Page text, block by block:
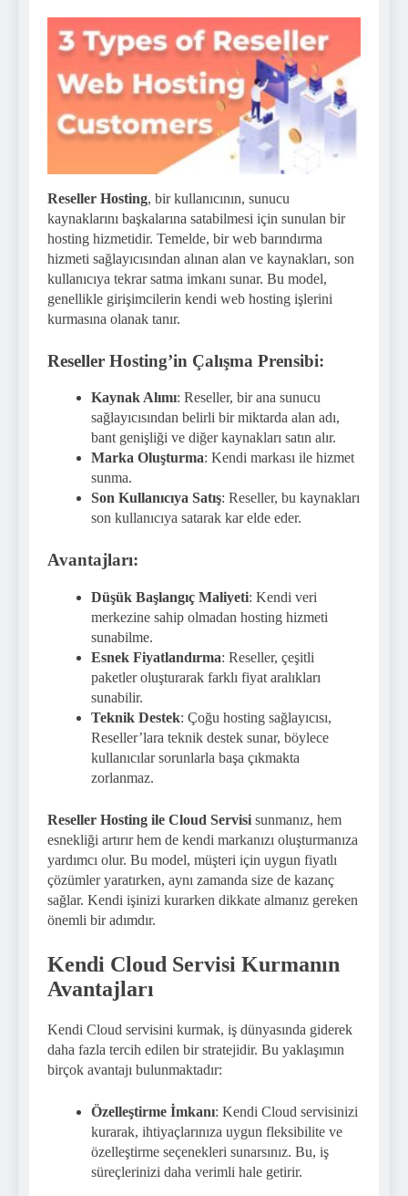
Reseller Hosting, bir kullanıcının, sunucu
kaynaklarını başkalarına satabilmesi için sunulan bir
hosting hizmetidir. Temelde, bir web barındırma
hizmeti sağlayıcısından alınan alan ve kaynakları, son
kullanıcıya tekrar satma imkanı sunar. Bu model,
genellikle girişimcilerin kendi web hosting işlerini
kurmasına olanak tanır.
Reseller Hosting’in Çalışma Prensibi:
Kaynak Alımı: Reseller, bir ana sunucu
sağlayıcısından belirli bir miktarda alan adı,
bant genişliği ve diğer kaynakları satın alır.
Marka Oluşturma: Kendi markası ile hizmet
sunma.
Son Kullanıcıya Satış: Reseller, bu kaynakları
son kullanıcıya satarak kar elde eder.
Avantajları:
Düşük Başlangıç Maliyeti: Kendi veri
merkezine sahip olmadan hosting hizmeti
sunabilme.
Esnek Fiyatlandırma: Reseller, çeşitli
paketler oluşturarak farklı fiyat aralıkları
sunabilir.
Teknik Destek: Çoğu hosting sağlayıcısı,
Reseller’lara teknik destek sunar, böylece
kullanıcılar sorunlarla başa çıkmakta
zorlanmaz.
Reseller Hosting ile Cloud Servisi sunmanız, hem
esnekliği artırır hem de kendi markanızı oluşturmanıza
yardımcı olur. Bu model, müşteri için uygun fiyatlı
çözümler yaratırken, aynı zamanda size de kazanç
sağlar. Kendi işinizi kurarken dikkate almanız gereken
önemli bir adımdır.
Kendi Cloud Servisi Kurmanın
Avantajları
Kendi Cloud servisini kurmak, iş dünyasında giderek
daha fazla tercih edilen bir stratejidir. Bu yaklaşımın
birçok avantajı bulunmaktadır:
Özelleştirme İmkanı: Kendi Cloud servisinizi
kurarak, ihtiyaçlarınıza uygun fleksibilite ve
özelleştirme seçenekleri sunarsınız. Bu, iş
süreçlerinizi daha verimli hale getirir.